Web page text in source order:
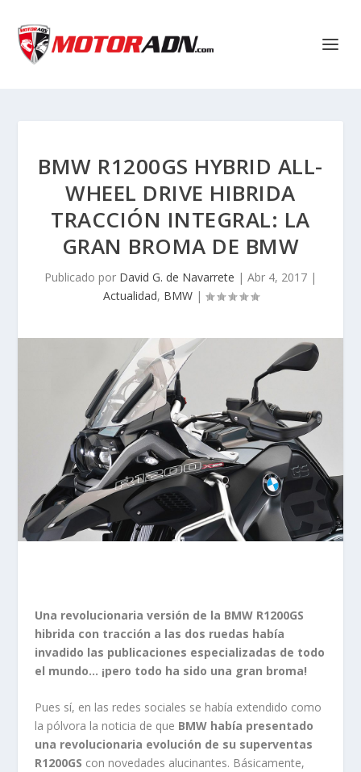
BMW R1200GS HYBRID ALL-
WHEEL DRIVE HIBRIDA
TRACCIÓN INTEGRAL: LA
GRAN BROMA DE BMW
Publicado por David G. de Navarrete | Abr 4, 2017 |
Actualidad, BMW|
Una revolucionaria versión de la BMW R1200GS
hibrida con tracción a las dos ruedas había
invadido las publicaciones especializadas de todo
el mundo… ¡pero todo ha sido una gran broma!
Pues sí, en las redes sociales se había extendido como
la pólvora la noticia de que BMW había presentado
una revolucionaria evolución de su superventas
R1200GS con novedades alucinantes. Básicamente,